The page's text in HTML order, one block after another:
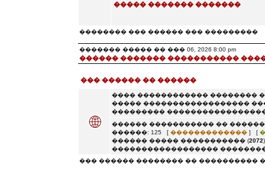
����� ������� �������
�������� ��� ������ ��� ���������
������� ����� �� ��� 06, 2026 8:00 pm
������ ������� �����������
��� ������ �� ������
���� ������������ ��������
����� ������������������
���������
������ ����������� ��
������: 125 [ �������������] [
������ ����� ����������� (2072
������������������
��� ������ �������� �� ����������